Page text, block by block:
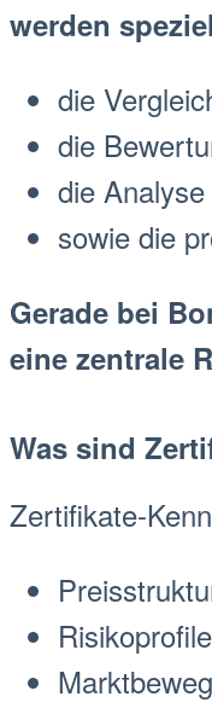
werden
die
die
die
sowie die
Gerade bei
eine zentrale
Was sind
Zertifikate-
Markt